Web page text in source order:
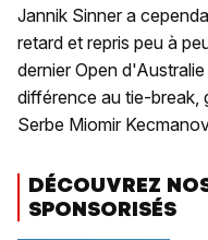
Jannik Sinner a
retard et repris peu à
dernier Open
différence au tie-break,
Serbe Miomir
DÉCOUVREZ
SPONSORISÉS